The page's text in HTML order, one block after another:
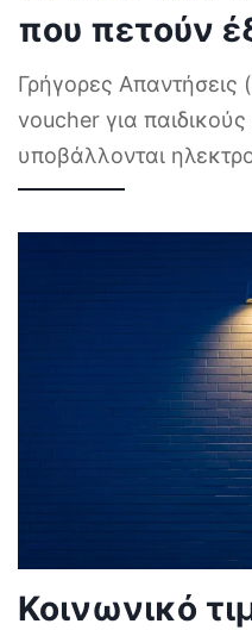
που πετούν
Γρήγορες
voucher για
υποβάλλονται
Κοινωνικό